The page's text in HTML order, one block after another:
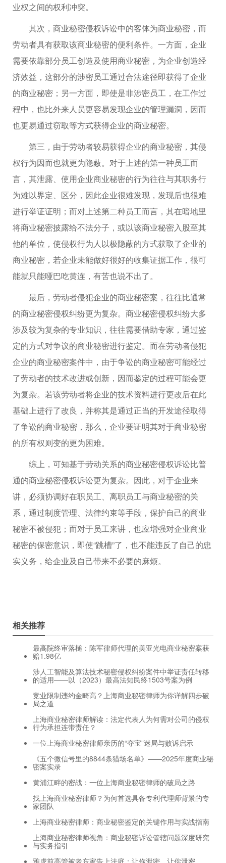
业权之间的权利冲突。
其次，商业秘密侵权诉讼中的客体为商业秘密，而
劳动者具有获取该商业秘密的便利条件。一方面，企业
需要依靠部分员工创造及使用商业秘密，为企业创造经
济效益，这部分的涉密员工通过合法途径即获得了企业
的商业秘密；另一方面，即使是非涉密员工，在工作过
程中，也比外来人员更容易发现企业的管理漏洞，因而
也更易通过窃取等方式获得企业的商业秘密。
第三，由于劳动者较易获得企业的商业秘密，其侵
权行为因而也就更为隐蔽。对于上述的第一种员工而
言，其泄露、使用企业商业秘密的行为往往与其职务行
为难以界定、区分，因此企业很难发现，发现后也很难
进行举证证明；而对上述第二种员工而言，其在暗地里
将商业秘密披露给不法分子，或以该商业秘密入股至其
他的单位，使侵权行为人以极隐蔽的方式获取了企业的
商业秘密，若企业未能做好很好的收集证据工作，很可
能就只能哑巴吃黄连，有苦也说不出了。
最后，劳动者侵犯企业的商业秘密案，往往比通常
的商业秘密侵权纠纷更为复杂。商业秘密侵权纠纷大多
涉及较为复杂的专业知识，往往需要借助专家，通过鉴
定的方式对争议的商业秘密进行鉴定。而在劳动者侵犯
企业的商业秘密案件中，由于争讼的商业秘密可能经过
了劳动者的技术改进或创新，因而鉴定的过程可能会更
为复杂。若该劳动者将企业的技术资料进行更改后在此
基础上进行了改良，并称其是通过正当的开发途径取得
了争讼的商业秘密，那么，企业要证明其对于商业秘密
的所有权则变的更为困难。
综上，可知基于劳动关系的商业秘密侵权诉讼比普
通的商业秘密侵权诉讼更为复杂。因此，对于企业来
讲，必须协调好在职员工、离职员工与商业秘密的关
系，通过制度管理、法律约束等手段，保护自己的商业
秘密不被侵犯；而对于员工来讲，也应增强对企业商业
秘密的保密意识，即使“跳槽”了，也不能违反了自己的忠
实义务，给企业及自己带来不必要的麻烦。
相关推荐
最高院终审落槌：陈军律师代理的美亚光电商业秘密案获
赔1.98亿
涉人工智能及算法技术秘密侵权纠纷案件中举证责任转移
的适用——以（2023）最高法知民终1503号案为例
竞业限制违约金畸高？上海商业秘密律师为你详解四步破
局之道
上海商业秘密律师解读：法定代表人为何需对公司的侵权
行为承担连带责任？
一位上海商业秘密律师亲历的“夺宝”迷局与败诉启示
《五个微信号里的8844条猎场名单》——2025年度商业秘
密案实录
黄浦江畔的密战：一位上海商业秘密律师的破局之路
找上海商业秘密律师？为何首选具备专利代理师背景的专
家团队
上海商业秘密律师：商业秘密鉴定的关键作用与实战指南
上海商业秘密律师视角：商业秘密诉讼管辖问题深度研究
与实务指引
雅虎前高管被老东家告上法庭：让你泄密，让你泄密